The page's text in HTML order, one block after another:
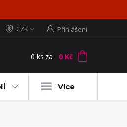
CZK Přihlášení
0 ks za 0 Kč
Více